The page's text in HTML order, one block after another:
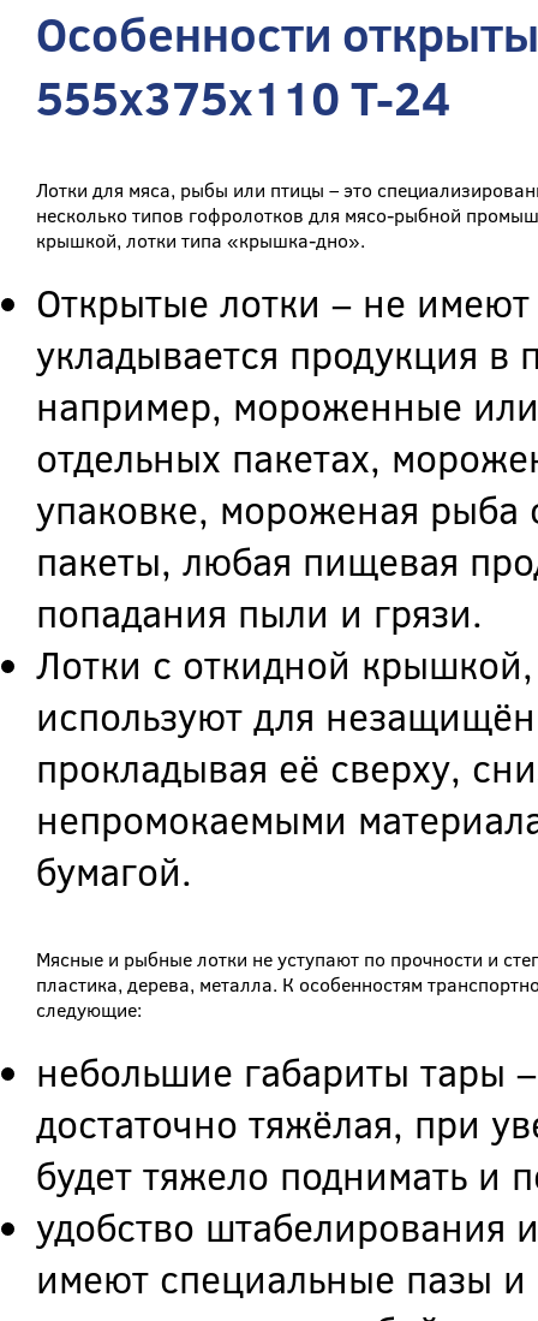
Особенности
555x375x110 Т-24
Лотки для мяса, рыбы или птицы – это
несколько типов гофролотков для мясо-рыбной
крышкой, лотки типа «крышка-дно».
Открытые лотки – не
укладывается продукция в
например, мороженные
отдельных пакетах,
упаковке, мороженая рыба
пакеты, любая пищевая
попадания пыли и грязи.
Лотки с откидной
используют для
прокладывая её сверху,
непромокаемыми
бумагой.
Мясные и рыбные лотки не уступают по прочности и
пластика, дерева, металла. К особенностям
следующие:
небольшие габариты тары
достаточно тяжёлая, при
будет тяжело поднимать и
удобство штабелирования
имеют специальные пазы